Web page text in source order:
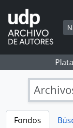
Skip to main content
Fondos